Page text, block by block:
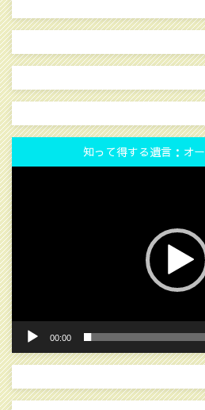
知って得する遺言：オ
動
画
プ
レ
ー
ヤ
ー
00:00